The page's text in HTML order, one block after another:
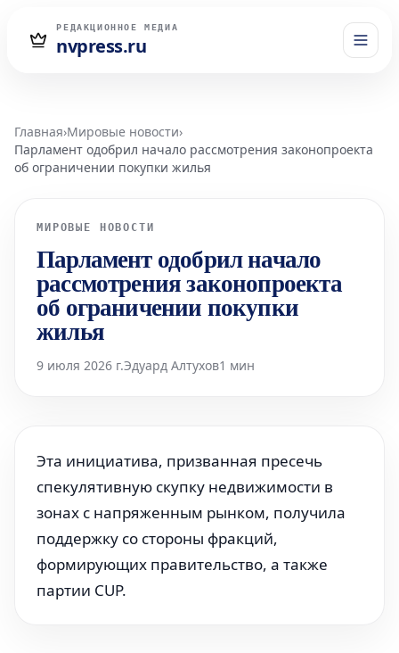
РЕДАКЦИОННОЕ МЕДИА
nvpress.ru
Главная›Мировые новости›
Парламент одобрил начало рассмотрения законопроекта
об ограничении покупки жилья
МИРОВЫЕ НОВОСТИ
Парламент одобрил начало
рассмотрения законопроекта
об ограничении покупки
жилья
9 июля 2026 г.Эдуард Алтухов1 мин
Эта инициатива, призванная пресечь
спекулятивную скупку недвижимости в
зонах с напряженным рынком, получила
поддержку со стороны фракций,
формирующих правительство, а также
партии CUP.